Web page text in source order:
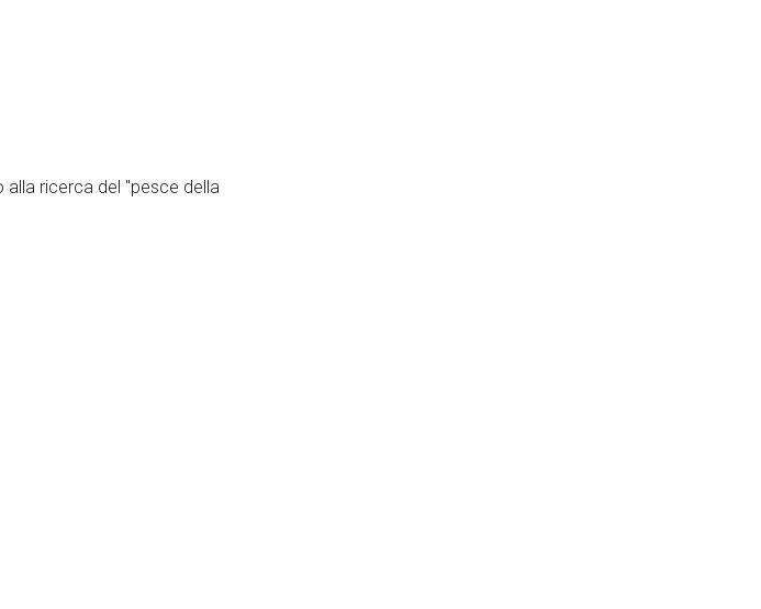
ricerca del "pesce della